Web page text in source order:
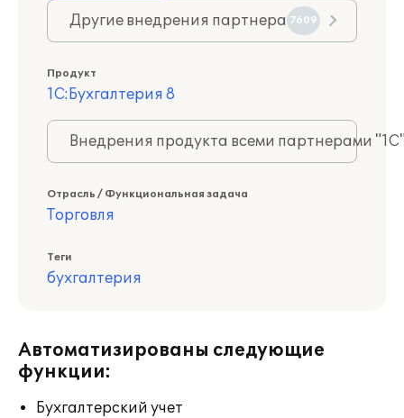
Другие внедрения партнера 7609
Продукт
1С:Бухгалтерия 8
Внедрения продукта всеми партнерами
Отрасль / Функциональная задача
Торговля
Теги
бухгалтерия
Автоматизированы следующие
функции:
Бухгалтерский учет